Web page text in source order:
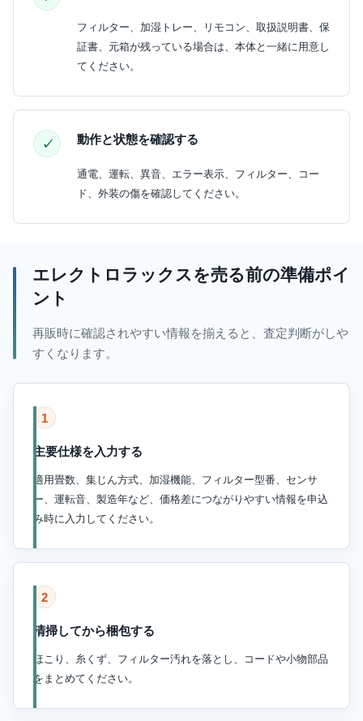
フィルター、加湿トレー、リモコン、取扱説明書、保
証書、元箱が残っている場合は、本体と一緒に用意し
てください。
動作と状態を確認する
通電、運転、異音、エラー表示、フィルター、コー
ド、外装の傷を確認してください。
エレクトロラックスを売る前の準備ポイ
ント
再販時に確認されやすい情報を揃えると、査定判断がしや
すくなります。
1
主要仕様を入力する
適用畳数、集じん方式、加湿機能、フィルター型番、センサ
ー、運転音、製造年など、価格差につながりやすい情報を申込
み時に入力してください。
2
清掃してから梱包する
ほこり、糸くず、フィルター汚れを落とし、コードや小物部品
をまとめてください。